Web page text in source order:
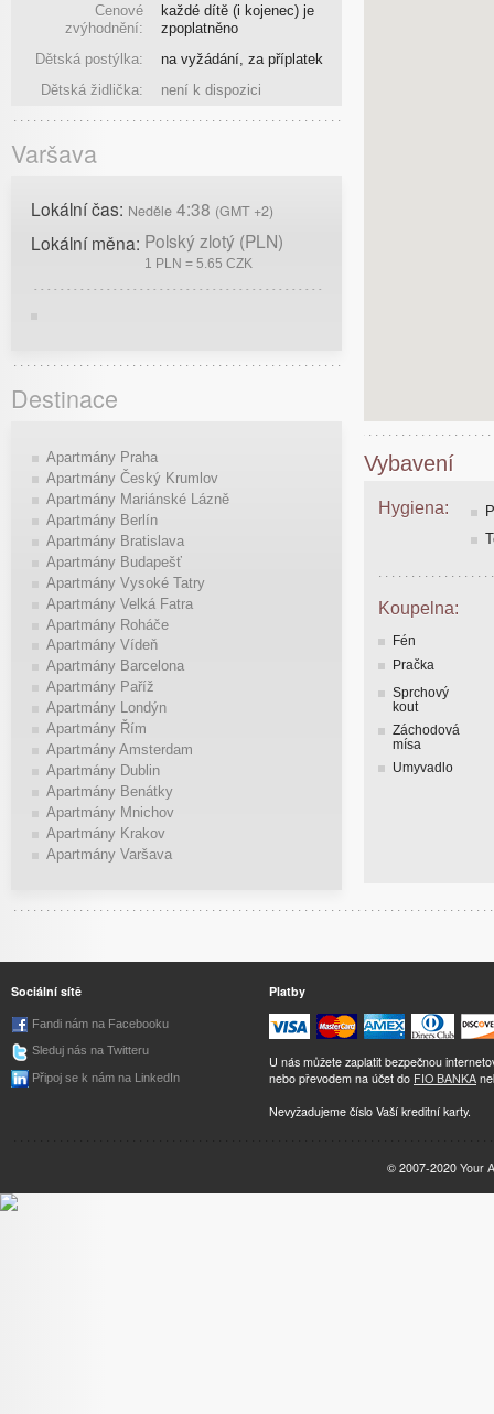
Vybavení
Hygiena:
Koupelna:
Fén
Pračka
Sprchový
kout
Záchodová
mísa
Umyvadlo
Cenové
zvýhodnění:
každé dítě (i kojenec) je
zpoplatněno
Dětská postýlka:
na vyžádání, za příplatek
Dětská židlička:
není k dispozici
Varšava
Lokální čas: Neděle 4:38 (GMT +2)
Lokální měna: Polský zlotý (PLN)
1 PLN = 5.65 CZK
Destinace
Apartmány Praha
Apartmány Český Krumlov
Apartmány Mariánské Lázně
Apartmány Berlín
Apartmány Bratislava
Apartmány Budapešť
Apartmány Vysoké Tatry
Apartmány Velká Fatra
Apartmány Roháče
Apartmány Vídeň
Apartmány Barcelona
Apartmány Paříž
Apartmány Londýn
Apartmány Řím
Apartmány Amsterdam
Apartmány Dublin
Apartmány Benátky
Apartmány Mnichov
Apartmány Krakov
Apartmány Varšava
Sociální sítě
Fandi nám na Facebooku
Sleduj nás na Twitteru
Připoj se k nám na LinkedIn
Platby
U nás můžete zaplatit bezpečnou
nebo převodem na účet do FIO BANKA
Nevyžadujeme číslo Vaší kreditní karty.
© 2007-2020 Your